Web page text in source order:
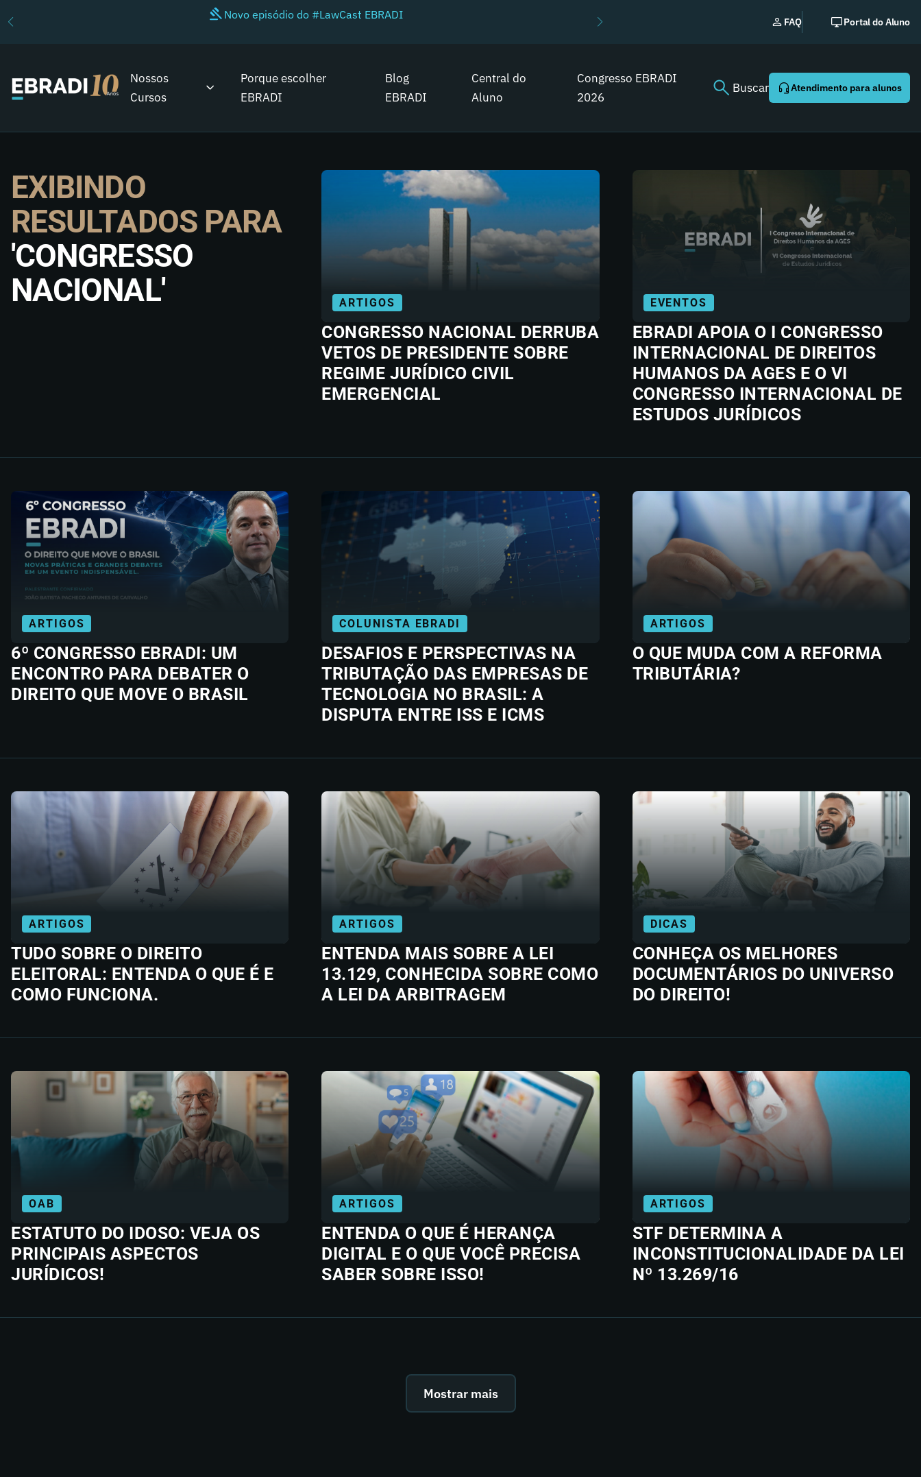
Novo episódio do #LawCast EBRADI
EBRADI | NEWS: o
Youtube agora!
FAQ Portal do Aluno
Nossos
Cursos
Porque escolher
EBRADI
Blog
EBRADI
Central do
Aluno
Congresso EBRADI
2026
Buscar Atendimento para alunos
EXIBINDO
RESULTADOS PARA
'CONGRESSO
NACIONAL'
ARTIGOS
CONGRESSO NACIONAL DERRUBA
VETOS DE PRESIDENTE SOBRE
REGIME JURÍDICO CIVIL
EMERGENCIAL
EVENTOS
EBRADI APOIA O I CONGRESSO
INTERNACIONAL DE DIREITOS
HUMANOS DA AGES E O VI
CONGRESSO INTERNACIONAL DE
ESTUDOS JURÍDICOS
ARTIGOS
6º CONGRESSO EBRADI: UM
ENCONTRO PARA DEBATER O
DIREITO QUE MOVE O BRASIL
COLUNISTA EBRADI
DESAFIOS E PERSPECTIVAS NA
TRIBUTAÇÃO DAS EMPRESAS DE
TECNOLOGIA NO BRASIL: A
DISPUTA ENTRE ISS E ICMS
ARTIGOS
O QUE MUDA COM A REFORMA
TRIBUTÁRIA?
ARTIGOS
TUDO SOBRE O DIREITO
ELEITORAL: ENTENDA O QUE É E
COMO FUNCIONA.
ARTIGOS
ENTENDA MAIS SOBRE A LEI
13.129, CONHECIDA SOBRE COMO
A LEI DA ARBITRAGEM
DICAS
CONHEÇA OS MELHORES
DOCUMENTÁRIOS DO UNIVERSO
DO DIREITO!
OAB
ESTATUTO DO IDOSO: VEJA OS
PRINCIPAIS ASPECTOS
JURÍDICOS!
ARTIGOS
ENTENDA O QUE É HERANÇA
DIGITAL E O QUE VOCÊ PRECISA
SABER SOBRE ISSO!
ARTIGOS
STF DETERMINA A
INCONSTITUCIONALIDADE DA LEI
Nº 13.269/16
Mostrar mais